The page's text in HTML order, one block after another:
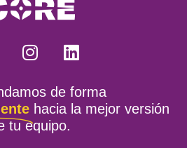
de forma
hacia la mejor versión
tu equipo.